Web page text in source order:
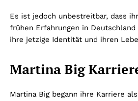
Es ist jedoch unbestreitbar, dass
frühen Erfahrungen in
ihre jetzige Identität und ihren
Martina Big
Martina Big begann ihre Karriere